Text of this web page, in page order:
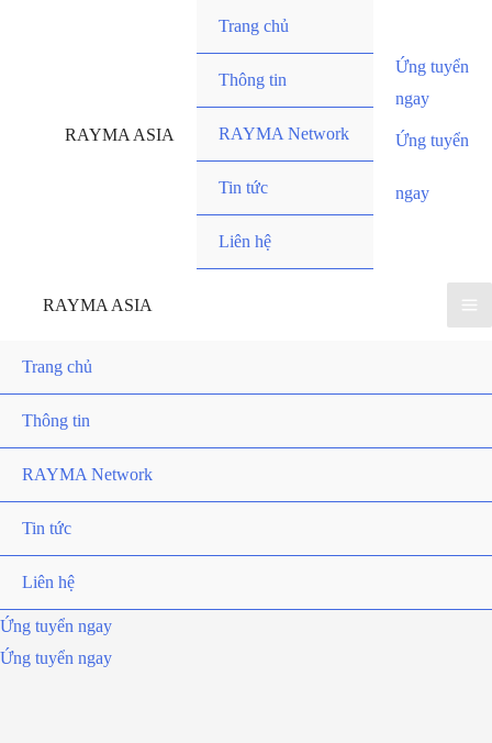
RAYMA ASIA
Trang chủ
Thông tin
RAYMA Network
Tin tức
Liên hệ
Ứng tuyển
ngay
Ứng tuyển
ngay
RAYMA ASIA
Trang chủ
Thông tin
RAYMA Network
Tin tức
Liên hệ
Ứng tuyển ngay
Ứng tuyển ngay